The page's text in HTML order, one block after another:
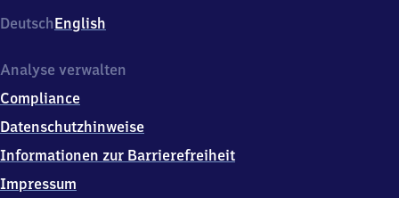
DeutschEnglish
Analyse verwalten
Compliance
Datenschutzhinweise
Informationen zur Barrierefreiheit
Impressum